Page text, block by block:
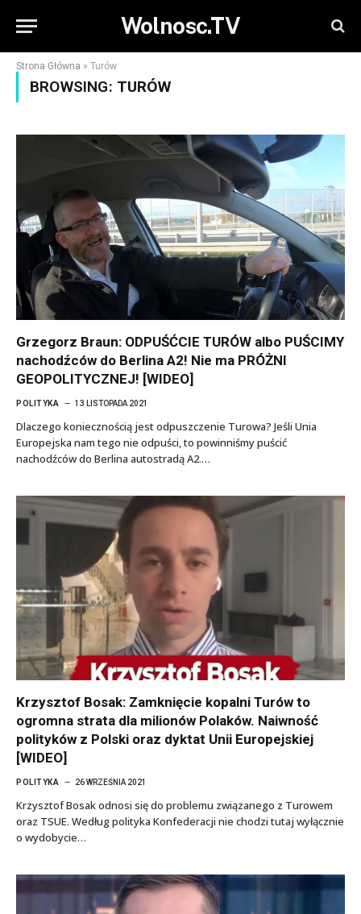
Wolnosc.TV
Strona Główna » Turów
BROWSING: TURÓW
Grzegorz Braun: ODPUŚĆCIE TURÓW albo PUŚCIMY
nachodźców do Berlina A2! Nie ma PRÓŻNI
GEOPOLITYCZNEJ! [WIDEO]
POLITYKA 13 LISTOPADA 2021
Dlaczego koniecznością jest odpuszczenie Turowa? Jeśli Unia
Europejska nam tego nie odpuści, to powinniśmy puścić
nachodźców do Berlina autostradą A2.…
Krzysztof Bosak: Zamknięcie kopalni Turów to
ogromna strata dla milionów Polaków. Naiwność
polityków z Polski oraz dyktat Unii Europejskiej
[WIDEO]
POLITYKA 26 WRZEŚNIA 2021
Krzysztof Bosak odnosi się do problemu związanego z Turowem
oraz TSUE. Według polityka Konfederacji nie chodzi tutaj wyłącznie
o wydobycie…